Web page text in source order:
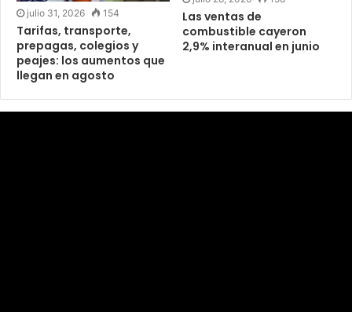
julio 31, 2026 154
Tarifas, transporte,
prepagas, colegios y
peajes: los aumentos que
llegan en agosto
Las ventas de
combustible cayeron
2,9% interanual en junio